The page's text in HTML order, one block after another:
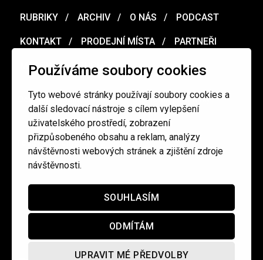
Používáme soubory cookies
Tyto webové stránky používají soubory cookies a
další sledovací nástroje s cílem vylepšení
uživatelského prostředí, zobrazení
přizpůsobeného obsahu a reklam, analýzy
návštěvnosti webových stránek a zjištění zdroje
návštěvnosti.
SOUHLASÍM
ODMÍTÁM
UPRAVIT MÉ PŘEDVOLBY
RUBRIKY ARCHIV O NÁS PODCAST
KONTAKT PRODEJNÍ MÍSTA PARTNEŘI
MERCH VOUCHER
Ochrana osobních údajů / Obchodní podmínky
redakce@cinepur.cz